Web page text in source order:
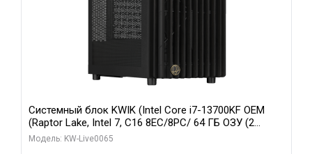
Системный блок KWIK (Intel Core i7-13700KF OEM
(Raptor Lake, Intel 7, C16 8EC/8PC/ 64 ГБ ОЗУ (2
модуля)/ ASUS RTX5080 PROART OC 16GB GDDR7
Модель: KW-Live0065